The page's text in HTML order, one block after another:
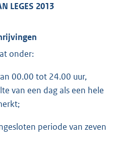
LEGES 2013
onder:
00.00 tot 24.00 uur,
van een dag als een hele
periode van zeven